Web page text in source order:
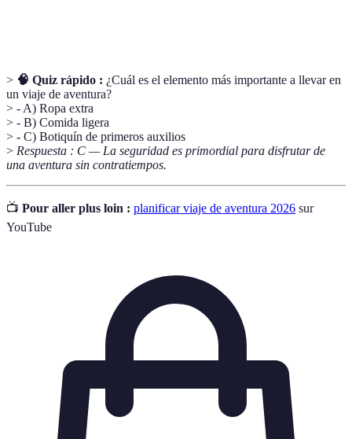
> 🧠 Quiz rápido : ¿Cuál es el elemento más importante a llevar en
un viaje de aventura?
> - A) Ropa extra
> - B) Comida ligera
> - C) Botiquín de primeros auxilios
> Respuesta : C — La seguridad es primordial para disfrutar de
una aventura sin contratiempos.
📺 Pour aller plus loin : planificar viaje de aventura 2026 sur
YouTube